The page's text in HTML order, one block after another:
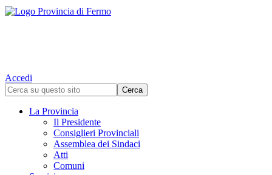
Accedi
La Provincia
Il Presidente
Consiglieri Provinciali
Assemblea dei Sindaci
Atti
Comuni